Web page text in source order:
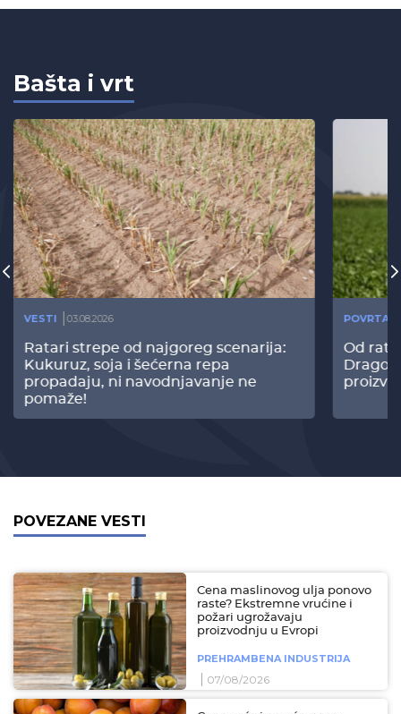
Bašta i vrt
VESTI 03.08.2026
Ratari strepe od najgoreg scenarija:
Kukuruz, soja i šećerna repa
propadaju, ni navodnjavanje ne
pomaže!
Od
POVEZANE VESTI
Cena maslinovog ulja ponovo
raste? Ekstremne vrućine i
požari ugrožavaju
proizvodnju u Evropi
PREHRAMBENA INDUSTRIJA
07/08/2026